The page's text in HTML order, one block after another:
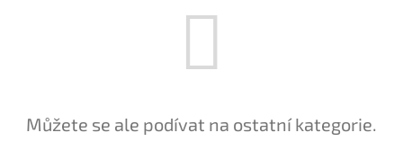
Můžete se ale podívat na ostatní kategorie.